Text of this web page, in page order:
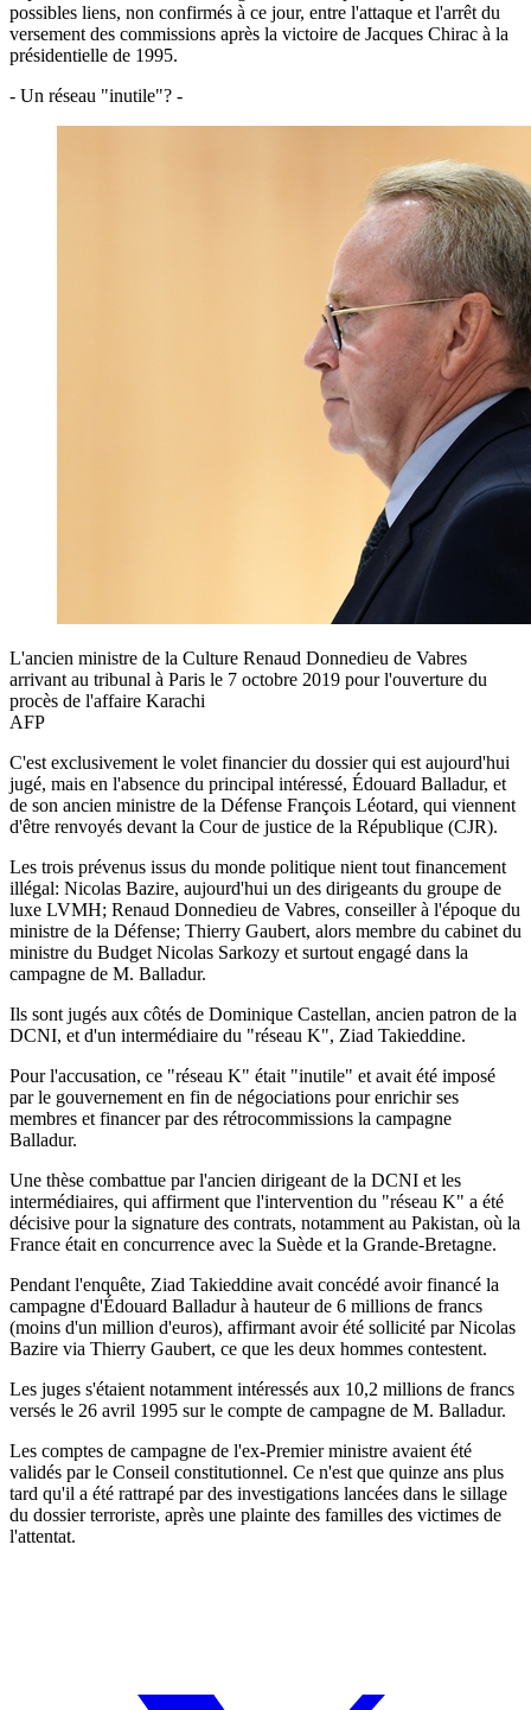
possibles liens, non confirmés à ce jour, entre l'attaque et l'arrêt du
versement des commissions après la victoire de Jacques Chirac à la
présidentielle de 1995.
- Un réseau "inutile"? -
L'ancien ministre de la Culture Renaud Donnedieu de Vabres
arrivant au tribunal à Paris le 7 octobre 2019 pour l'ouverture du
procès de l'affaire Karachi
AFP
C'est exclusivement le volet financier du dossier qui est aujourd'hui
jugé, mais en l'absence du principal intéressé, Édouard Balladur, et
de son ancien ministre de la Défense François Léotard, qui viennent
d'être renvoyés devant la Cour de justice de la République (CJR).
Les trois prévenus issus du monde politique nient tout financement
illégal: Nicolas Bazire, aujourd'hui un des dirigeants du groupe de
luxe LVMH; Renaud Donnedieu de Vabres, conseiller à l'époque du
ministre de la Défense; Thierry Gaubert, alors membre du cabinet du
ministre du Budget Nicolas Sarkozy et surtout engagé dans la
campagne de M. Balladur.
Ils sont jugés aux côtés de Dominique Castellan, ancien patron de la
DCNI, et d'un intermédiaire du "réseau K", Ziad Takieddine.
Pour l'accusation, ce "réseau K" était "inutile" et avait été imposé
par le gouvernement en fin de négociations pour enrichir ses
membres et financer par des rétrocommissions la campagne
Balladur.
Une thèse combattue par l'ancien dirigeant de la DCNI et les
intermédiaires, qui affirment que l'intervention du "réseau K" a été
décisive pour la signature des contrats, notamment au Pakistan, où la
France était en concurrence avec la Suède et la Grande-Bretagne.
Pendant l'enquête, Ziad Takieddine avait concédé avoir financé la
campagne d'Édouard Balladur à hauteur de 6 millions de francs
(moins d'un million d'euros), affirmant avoir été sollicité par Nicolas
Bazire via Thierry Gaubert, ce que les deux hommes contestent.
Les juges s'étaient notamment intéressés aux 10,2 millions de francs
versés le 26 avril 1995 sur le compte de campagne de M. Balladur.
Les comptes de campagne de l'ex-Premier ministre avaient été
validés par le Conseil constitutionnel. Ce n'est que quinze ans plus
tard qu'il a été rattrapé par des investigations lancées dans le sillage
du dossier terroriste, après une plainte des familles des victimes de
l'attentat.